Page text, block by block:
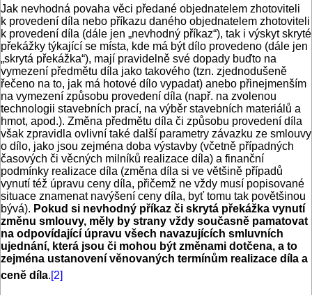
Jak nevhodná povaha věci předané objednatelem zhotoviteli
k provedení díla nebo příkazu daného objednatelem zhotoviteli
k provedení díla (dále jen „nevhodný příkaz“), tak i výskyt skryté
překážky týkající se místa, kde má být dílo provedeno (dále jen
„skrytá překážka“), mají pravidelně své dopady buďto na
vymezení předmětu díla jako takového (tzn. zjednodušeně
řečeno na to, jak má hotové dílo vypadat) anebo přinejmenším
na vymezení způsobu provedení díla (např. na zvolenou
technologii stavebních prací, na výběr stavebních materiálů a
hmot, apod.). Změna předmětu díla či způsobu provedení díla
však zpravidla ovlivní také další parametry závazku ze smlouvy
o dílo, jako jsou zejména doba výstavby (včetně případných
časových či věcných milníků realizace díla) a finanční
podmínky realizace díla (změna díla si ve většině případů
vynutí též úpravu ceny díla, přičemž ne vždy musí popisované
situace znamenat navýšení ceny díla, byť tomu tak povětšinou
bývá). Pokud si nevhodný příkaz či skrytá překážka vynutí
změnu smlouvy, měly by strany vždy současně pamatovat
na odpovídající úpravu všech navazujících smluvních
ujednání, která jsou či mohou být změnami dotčena, a to
zejména ustanovení věnovaných termínům realizace díla a
ceně díla.[2]